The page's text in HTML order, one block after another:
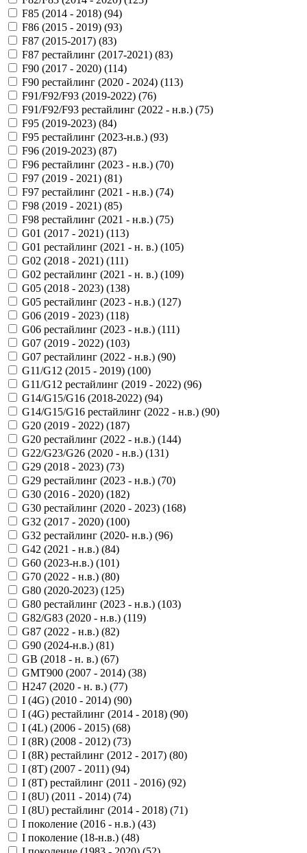
F85 (2014 - 2018) (94)
F86 (2015 - 2019) (93)
F87 (2015-2017) (83)
F87 рестайлинг (2017-2021) (83)
F90 (2017 - 2020) (114)
F90 рестайлинг (2020 - 2024) (113)
F91/F92/F93 (2019-2022) (76)
F91/F92/F93 рестайлинг (2022 - н.в.) (75)
F95 (2019-2023) (84)
F95 рестайлинг (2023-н.в.) (93)
F96 (2019-2023) (87)
F96 рестайлинг (2023 - н.в.) (70)
F97 (2019 - 2021) (81)
F97 рестайлинг (2021 - н.в.) (74)
F98 (2019 - 2021) (85)
F98 рестайлинг (2021 - н.в.) (75)
G01 (2017 - 2021) (113)
G01 рестайлинг (2021 - н. в.) (105)
G02 (2018 - 2021) (111)
G02 рестайлинг (2021 - н. в.) (109)
G05 (2018 - 2023) (138)
G05 рестайлинг (2023 - н.в.) (127)
G06 (2019 - 2023) (118)
G06 рестайлинг (2023 - н.в.) (111)
G07 (2019 - 2022) (103)
G07 рестайлинг (2022 - н.в.) (90)
G11/G12 (2015 - 2019) (100)
G11/G12 рестайлинг (2019 - 2022) (96)
G14/G15/G16 (2018-2022) (94)
G14/G15/G16 рестайлинг (2022 - н.в.) (90)
G20 (2019 - 2022) (187)
G20 рестайлинг (2022 - н.в.) (144)
G22/G23/G26 (2020 - н.в.) (131)
G29 (2018 - 2023) (73)
G29 рестайлинг (2023 - н.в.) (70)
G30 (2016 - 2020) (182)
G30 рестайлинг (2020 - 2023) (168)
G32 (2017 - 2020) (100)
G32 рестайлинг (2020- н.в.) (96)
G42 (2021 - н.в.) (84)
G60 (2023-н.в.) (101)
G70 (2022 - н.в.) (80)
G80 (2020-2023) (125)
G80 рестайлинг (2023 - н.в.) (103)
G82/G83 (2020 - н.в.) (119)
G87 (2022 - н.в.) (82)
G90 (2024-н.в.) (81)
GB (2018 - н. в.) (67)
GMT900 (2007 - 2014) (38)
H247 (2020 - н. в.) (77)
I (4G) (2010 - 2014) (90)
I (4G) рестайлинг (2014 - 2018) (90)
I (4L) (2006 - 2015) (68)
I (8R) (2008 - 2012) (73)
I (8R) рестайлинг (2012 - 2017) (80)
I (8T) (2007 - 2011) (94)
I (8T) рестайлинг (2011 - 2016) (92)
I (8U) (2011 - 2014) (74)
I (8U) рестайлинг (2014 - 2018) (71)
I поколение (2016 - н.в.) (43)
I поколение (18-н.в.) (48)